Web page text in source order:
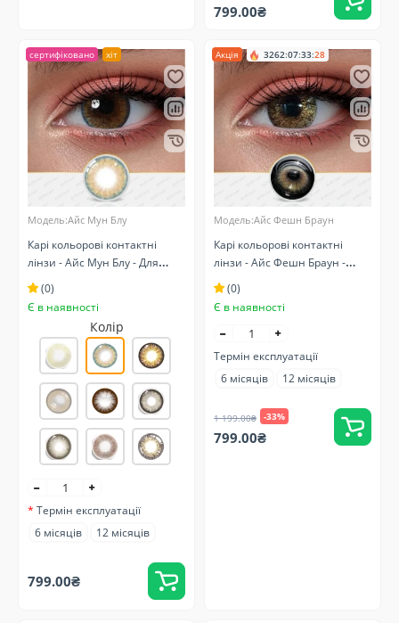
799.00₴
сертифіковано хіт
Модель:Айс Мун Блу
Карі кольорові контактні
лінзи - Айс Мун Блу - Для
чорних очей - Натуральні
(0)
Є в наявності
Колір
Термін експлуатації
6 місяців
12 місяців
799.00₴
Акція 3262:07:33:27
Модель:Айс Фешн Браун
Карі кольорові контактні
лінзи - Айс Фешн Браун -
Натуральні з блискітками
(0)
Є в наявності
Термін експлуатації
6 місяців
12 місяців
1 199.00₴ -33%
799.00₴